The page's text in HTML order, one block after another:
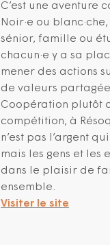
C’est une aventure
Noir·e ou
sénior, famille ou
chacun·e y a sa
mener des actions
de valeurs
Coopération plutôt
compétition, à
n’est pas l’argent
mais les gens et les
dans le plaisir de
ensemble.
Visiter le site